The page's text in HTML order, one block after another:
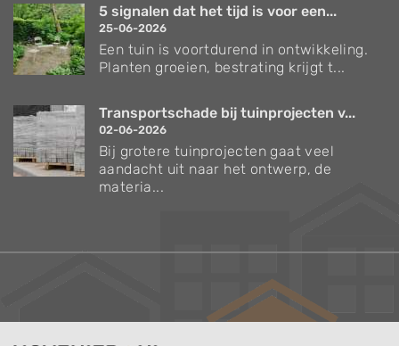
5 signalen dat het tijd is voor een...
25-06-2026
Een tuin is voortdurend in ontwikkeling.
Planten groeien, bestrating krijgt t...
Transportschade bij tuinprojecten v...
02-06-2026
Bij grotere tuinprojecten gaat veel
aandacht uit naar het ontwerp, de
materia...